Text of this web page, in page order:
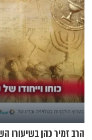
הרב זמיר כהן בשיעורו